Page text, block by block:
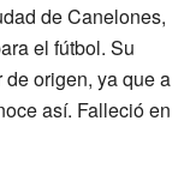
de Canelones,
el fútbol. Su
origen, ya que a
así. Falleció en